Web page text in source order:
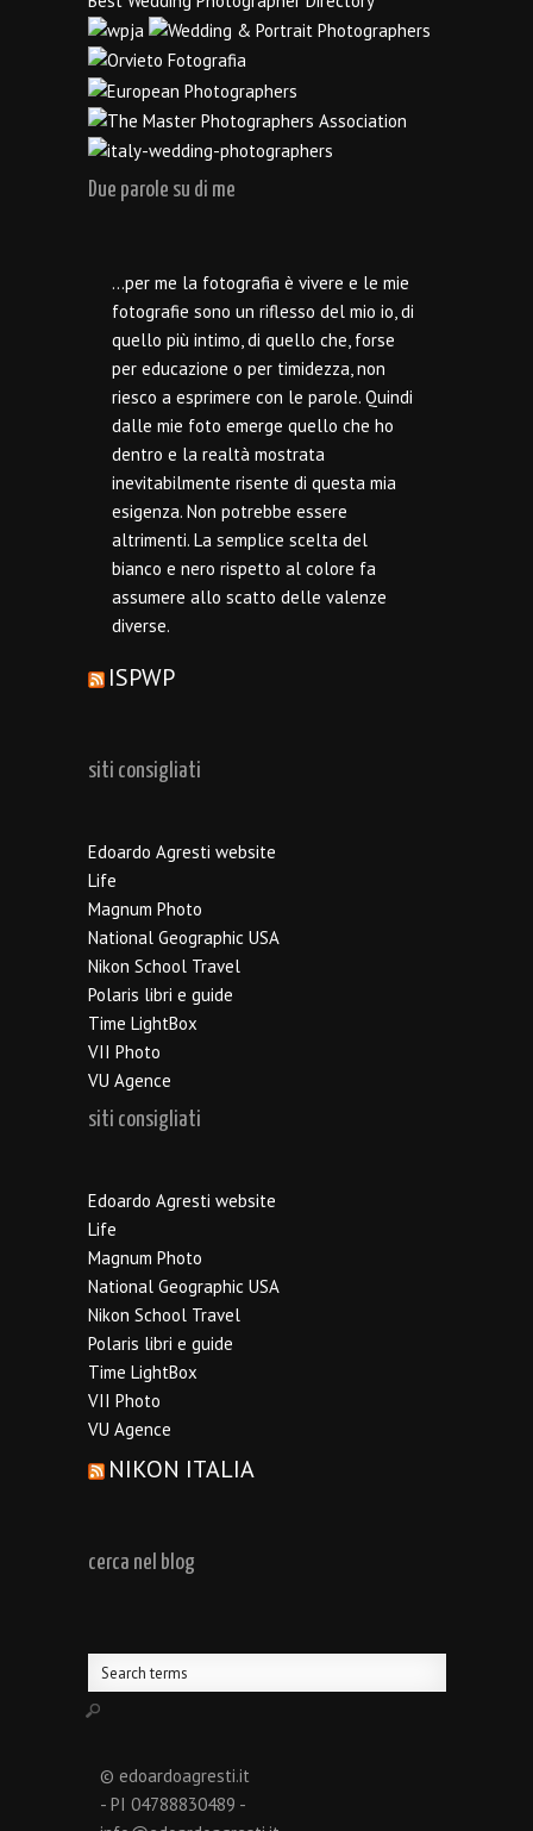
Due parole su di me
…per me la fotografia è vivere e le mie
fotografie sono un riflesso del mio io, di
quello più intimo, di quello che, forse
per educazione o per timidezza, non
riesco a esprimere con le parole. Quindi
dalle mie foto emerge quello che ho
dentro e la realtà mostrata
inevitabilmente risente di questa mia
esigenza. Non potrebbe essere
altrimenti. La semplice scelta del
bianco e nero rispetto al colore fa
assumere allo scatto delle valenze
diverse.
ISPWP
siti consigliati
Edoardo Agresti website
Life
Magnum Photo
National Geographic USA
Nikon School Travel
Polaris libri e guide
Time LightBox
VII Photo
VU Agence
siti consigliati
Edoardo Agresti website
Life
Magnum Photo
National Geographic USA
Nikon School Travel
Polaris libri e guide
Time LightBox
VII Photo
VU Agence
NIKON ITALIA
cerca nel blog
© edoardoagresti.it
- PI 04788830489 -